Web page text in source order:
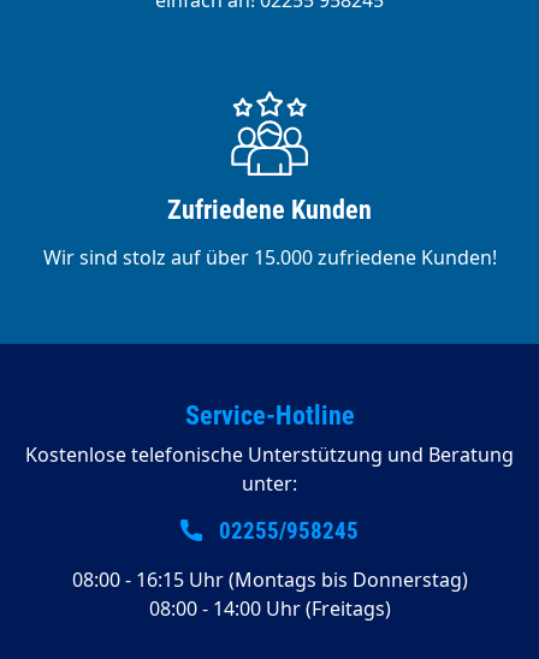
Zufriedene Kunden
Wir sind stolz auf über 15.000 zufriedene Kunden!
Service-Hotline
Kostenlose telefonische Unterstützung und Beratung
unter:
02255/958245
08:00 - 16:15 Uhr (Montags bis Donnerstag)
08:00 - 14:00 Uhr (Freitags)